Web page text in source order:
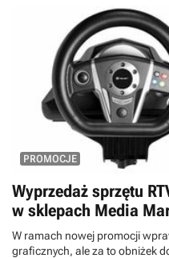
PROMOCJE
Wyprzedaż sprzętu
w sklepach Media
W ramach nowej promocji
graficznych, ale za to obniżek